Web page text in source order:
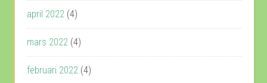
april 2022 (4)
mars 2022 (4)
februari 2022 (4)